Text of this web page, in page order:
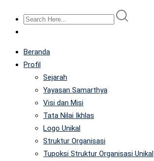
Beranda
Profil
Sejarah
Yayasan Samarthya
Visi dan Misi
Tata Nilai Ikhlas
Logo Unikal
Struktur Organisasi
Tupoksi Struktur Organisasi Unikal